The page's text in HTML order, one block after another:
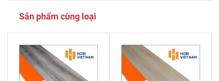
Sản phẩm cùng loại